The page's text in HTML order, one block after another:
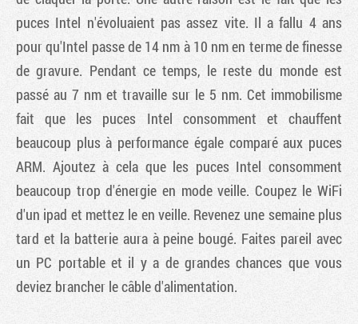
puces Intel n'évoluaient pas assez vite. Il a fallu 4 ans
pour qu'Intel passe de 14 nm à 10 nm en terme de finesse
de gravure. Pendant ce temps, le reste du monde est
passé au 7 nm et travaille sur le 5 nm. Cet immobilisme
fait que les puces Intel consomment et chauffent
beaucoup plus à performance égale comparé aux puces
ARM. Ajoutez à cela que les puces Intel consomment
beaucoup trop d'énergie en mode veille. Coupez le WiFi
d'un ipad et mettez le en veille. Revenez une semaine plus
tard et la batterie aura à peine bougé. Faites pareil avec
un PC portable et il y a de grandes chances que vous
deviez brancher le câble d'alimentation.